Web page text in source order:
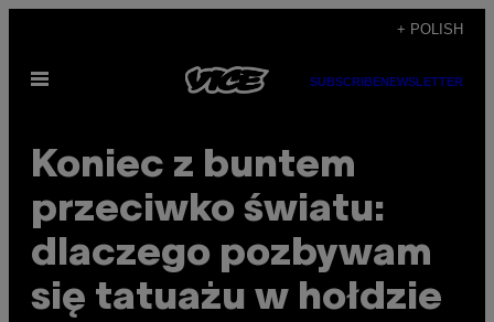
content
+ POLISH
Open
SUBSCRIBENEWSLETTER
Koniec z buntem
przeciwko światu:
dlaczego pozbywam
się tatuażu w hołdzie